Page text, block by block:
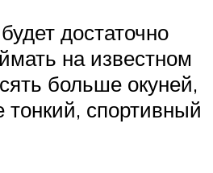
достаточно
на известном
больше окуней,
тонкий, спортивный